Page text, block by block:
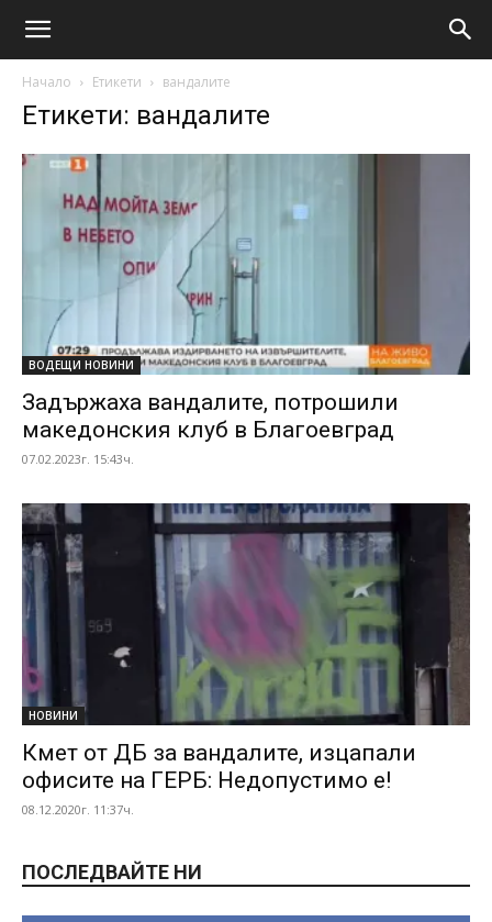
Начало Етикети вандалите
Етикети: вандалите
ВОДЕЩИ НОВИНИ
Задържаха вандалите, потрошили
македонския клуб в Благоевград
07.02.2023г. 15:43ч.
НОВИНИ
Кмет от ДБ за вандалите, изцапали
офисите на ГЕРБ: Недопустимо е!
08.12.2020г. 11:37ч.
ПОСЛЕДВАЙТЕ НИ